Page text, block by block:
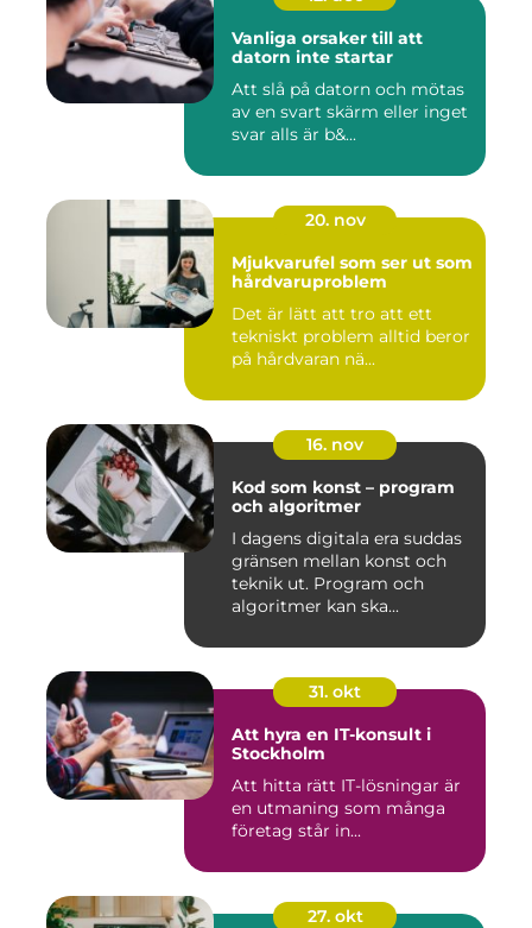
Vanliga orsaker till att
datorn inte startar
Att slå på datorn och mötas
av en svart skärm eller inget
svar alls är b&...
20. nov
Mjukvarufel som ser ut som
hårdvaruproblem
Det är lätt att tro att ett
tekniskt problem alltid beror
på hårdvaran nä...
16. nov
Kod som konst – program
och algoritmer
I dagens digitala era suddas
gränsen mellan konst och
teknik ut. Program och
algoritmer kan ska...
31. okt
Att hyra en IT-konsult i
Stockholm
Att hitta rätt IT-lösningar är
en utmaning som många
företag står in...
27. okt